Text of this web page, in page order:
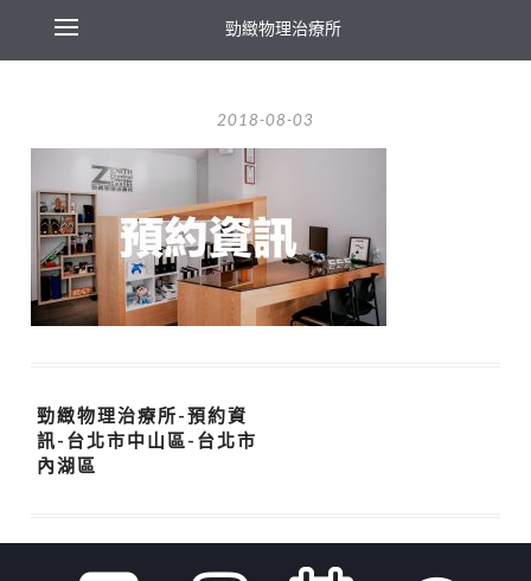
勁緻物理治療所
2018-08-03
勁緻物理治療所-預約資
訊-台北市中山區-台北市
內湖區